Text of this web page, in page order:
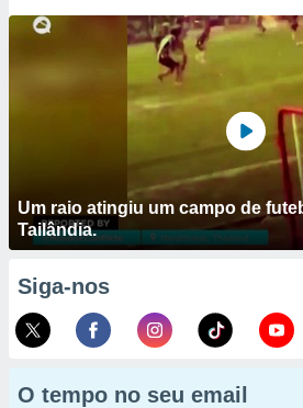
Um raio atingiu um campo de
Tailândia.
Siga-nos
O tempo no seu email